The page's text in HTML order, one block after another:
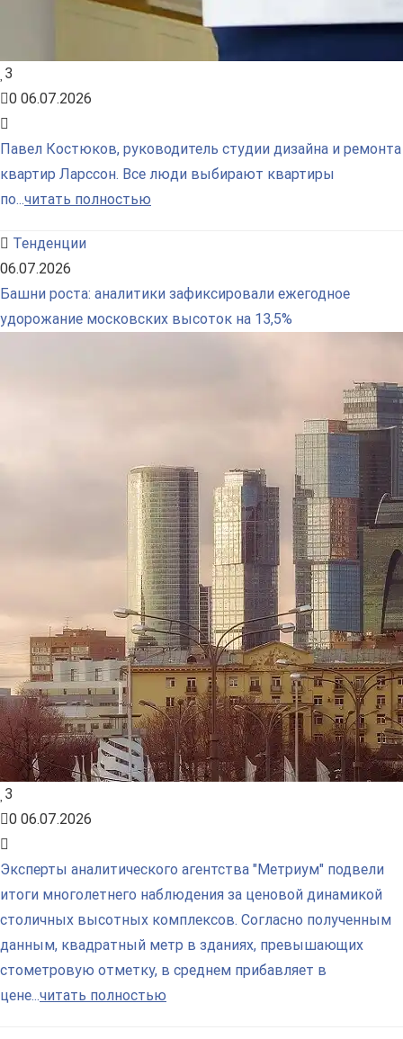
3
0 06.07.2026
Павел Костюков, руководитель студии дизайна и ремонта
квартир Ларссон. Все люди выбирают квартиры
по...читать полностью
Тенденции
06.07.2026
Башни роста: аналитики зафиксировали ежегодное
удорожание московских высоток на 13,5%
3
0 06.07.2026
Эксперты аналитического агентства "Метриум" подвели
итоги многолетнего наблюдения за ценовой динамикой
столичных высотных комплексов. Согласно полученным
данным, квадратный метр в зданиях, превышающих
стометровую отметку, в среднем прибавляет в
цене...читать полностью